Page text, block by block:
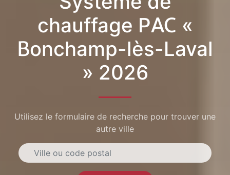
chauffage PAC «
Bonchamp-lès-Laval
» 2026
Utilisez le formulaire de recherche pour trouver une
autre ville